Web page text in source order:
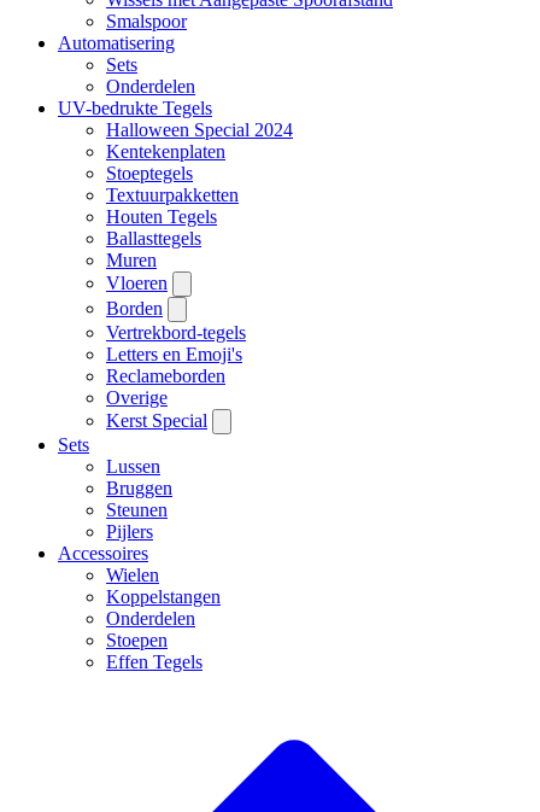
Smalspoor
Automatisering
Sets
Onderdelen
UV-bedrukte Tegels
Halloween Special 2024
Kentekenplaten
Stoeptegels
Textuurpakketten
Houten Tegels
Ballasttegels
Muren
Vloeren
Borden
Vertrekbord-tegels
Letters en Emoji's
Reclameborden
Overige
Kerst Special
Sets
Lussen
Bruggen
Steunen
Pijlers
Accessoires
Wielen
Koppelstangen
Onderdelen
Stoepen
Effen Tegels